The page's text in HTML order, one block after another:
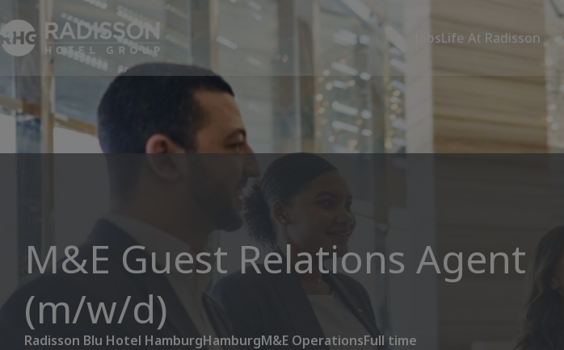
JobsLife At Radisson
M&E Guest Relations Agent
(m/w/d)
Full time
M&E Operations
Hamburg
Radisson Blu Hotel Hamburg